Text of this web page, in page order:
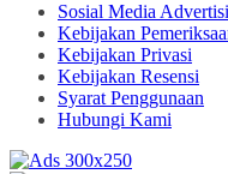
Sosial Media
Kebijakan
Kebijakan Privasi
Kebijakan Resensi
Syarat Penggunaan
Hubungi Kami